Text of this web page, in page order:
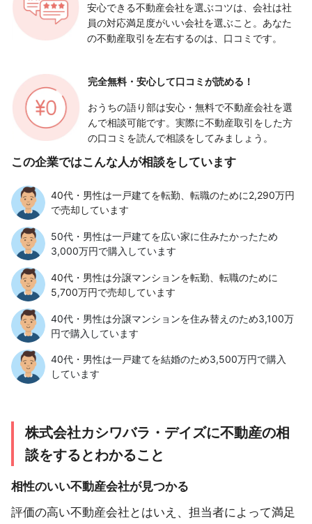
安心できる不動産会社を選ぶコツは、会社は社
員の対応満足度がいい会社を選ぶこと。あなた
の不動産取引を左右するのは、口コミです。
完全無料・安心して口コミが読める！
おうちの語り部は安心・無料で不動産会社を選
んで相談可能です。実際に不動産取引をした方
の口コミを読んで相談をしてみましょう。
この企業ではこんな人が相談をしています
40代・男性は一戸建てを転勤、転職のために2,290万円
で売却しています
50代・男性は一戸建てを広い家に住みたかったため
3,000万円で購入しています
40代・男性は分譲マンションを転勤、転職のために
5,700万円で売却しています
40代・男性は分譲マンションを住み替えのため3,100万
円で購入しています
40代・男性は一戸建てを結婚のため3,500万円で購入
しています
株式会社カシワバラ・デイズに不動産の相
談をするとわかること
相性のいい不動産会社が見つかる
評価の高い不動産会社とはいえ、担当者によって満足